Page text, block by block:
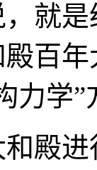
就
百
力学
进